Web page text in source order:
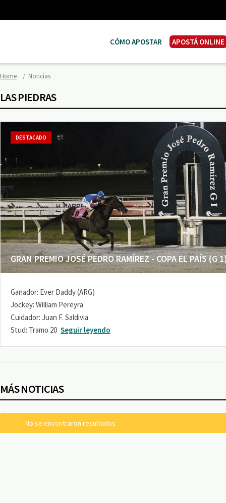
CÓMO APOSTAR APOSTÁ ONLINE
Home Noticias
LAS PIEDRAS
GRAN PREMIO JOSÉ PEDRO RAMÍREZ - COPA EL PAÍS (G
DESTACADO
Ganador: Ever Daddy (ARG)
Jockey: William Pereyra
Cuidador: Juan F. Saldivia
Stud: Tramo 20 Seguir leyendo
MÁS NOTICIAS
No se encontraron resultados